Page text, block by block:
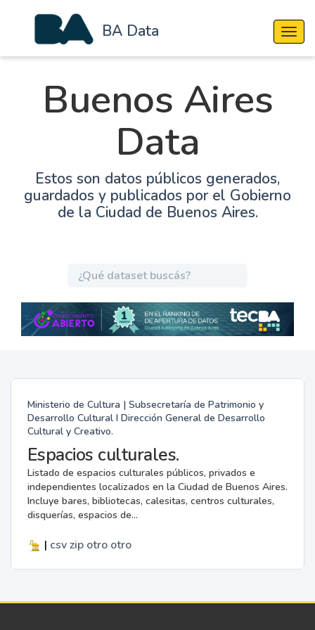
BA Data
Buenos Aires
Data
Estos son datos públicos generados,
guardados y publicados por el Gobierno
de la Ciudad de Buenos Aires.
Ministerio de Cultura | Subsecretaría de Patrimonio y
Desarrollo Cultural I Dirección General de Desarrollo
Cultural y Creativo.
Espacios culturales.
Listado de espacios culturales públicos, privados e
independientes localizados en la Ciudad de Buenos Aires.
Incluye bares, bibliotecas, calesitas, centros culturales,
disquerías, espacios de...
| csv zip otro otro